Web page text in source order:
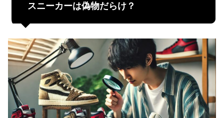
スニーカーは偽物だらけ？